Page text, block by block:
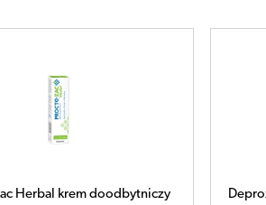
Deprox x 10 czopków doodbytniczych